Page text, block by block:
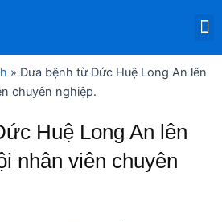
»Đưa bệnh từ Đức Huệ Long An lên
chuyên nghiệp.
Huệ Long An lên
nhân viên chuyên